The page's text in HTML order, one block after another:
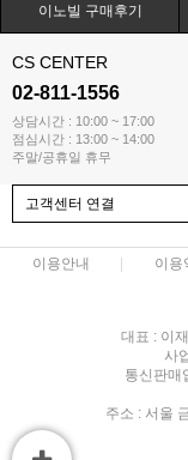
이노빌 구매후기
CS CENTER
02-811-1556
상담시간 : 10:00 ~ 17:00
점심시간 : 13:00 ~ 14:00
주말/공휴일 휴무
고객센터 연결
이용안내 이용
대표 : 이
사
통신판매
주소 : 서울